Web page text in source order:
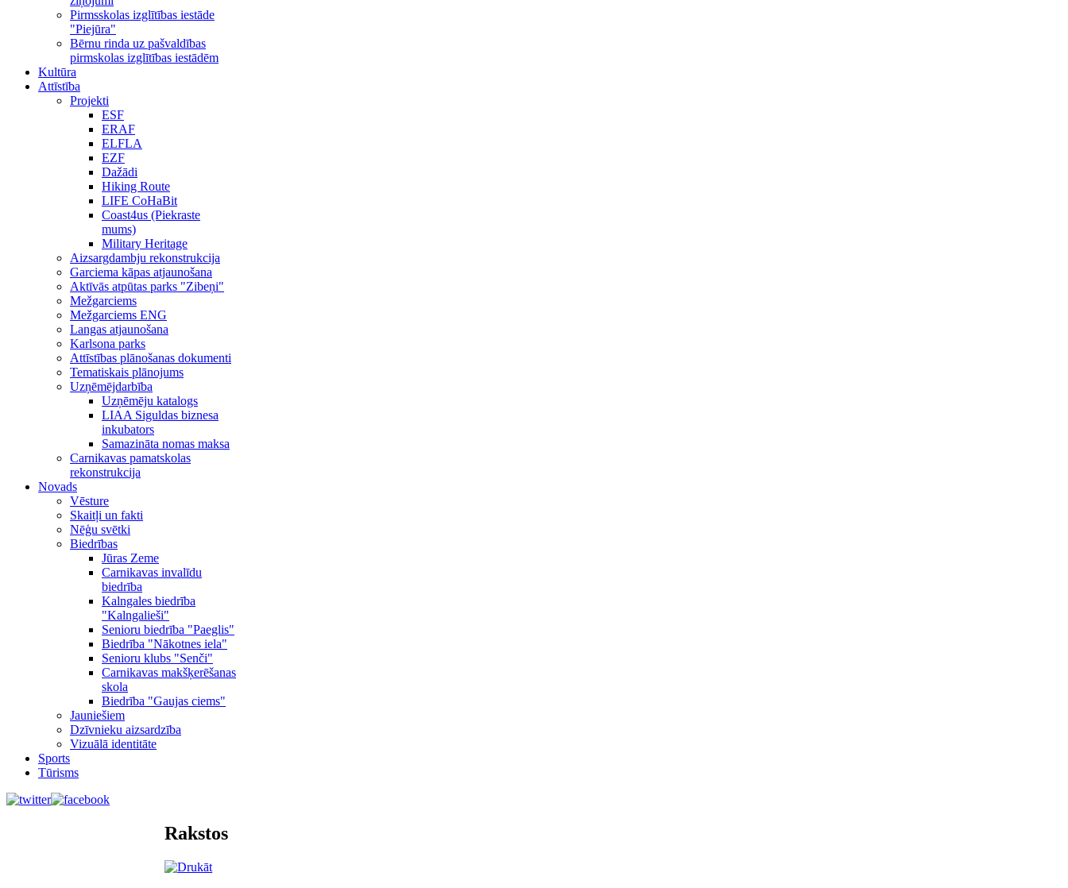
Pirmsskolas izglītības iestāde
"Piejūra"
Bērnu rinda uz pašvaldības
pirmskolas izglītības iestādēm
Kultūra
Attīstība
Projekti
ESF
ERAF
ELFLA
EZF
Dažādi
Hiking Route
LIFE CoHaBit
Coast4us (Piekraste
mums)
Military Heritage
Aizsargdambju rekonstrukcija
Garciema kāpas atjaunošana
Aktīvās atpūtas parks "Zibeņi"
Mežgarciems
Mežgarciems ENG
Langas atjaunošana
Karlsona parks
Attīstības plānošanas dokumenti
Tematiskais plānojums
Uzņēmējdarbība
Uzņēmēju katalogs
LIAA Siguldas biznesa
inkubators
Samazināta nomas maksa
Carnikavas pamatskolas
rekonstrukcija
Novads
Vēsture
Skaitļi un fakti
Nēģu svētki
Biedrības
Jūras Zeme
Carnikavas invalīdu
biedrība
Kalngales biedrība
"Kalngalieši"
Senioru biedrība "Paeglis"
Biedrība "Nākotnes iela"
Senioru klubs "Senči"
Carnikavas makšķerēšanas
skola
Biedrība "Gaujas ciems"
Jauniešiem
Dzīvnieku aizsardzība
Vizuālā identitāte
Sports
Tūrisms
Rakstos